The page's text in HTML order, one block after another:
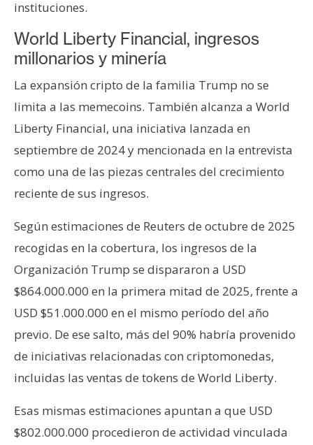
instituciones.
World Liberty Financial, ingresos
millonarios y minería
La expansión cripto de la familia Trump no se
limita a las memecoins. También alcanza a World
Liberty Financial, una iniciativa lanzada en
septiembre de 2024 y mencionada en la entrevista
como una de las piezas centrales del crecimiento
reciente de sus ingresos.
Según estimaciones de Reuters de octubre de 2025
recogidas en la cobertura, los ingresos de la
Organización Trump se dispararon a USD
$864.000.000 en la primera mitad de 2025, frente a
USD $51.000.000 en el mismo período del año
previo. De ese salto, más del 90% habría provenido
de iniciativas relacionadas con criptomonedas,
incluidas las ventas de tokens de World Liberty.
Esas mismas estimaciones apuntan a que USD
$802.000.000 procedieron de actividad vinculada